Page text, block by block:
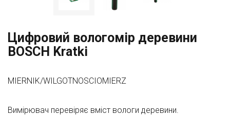
Цифровий вологомір деревини
BOSCH Kratki
MIERNIK/WILGOTNOSCIOMIERZ
Вимірювач перевіряє вміст вологи деревини.